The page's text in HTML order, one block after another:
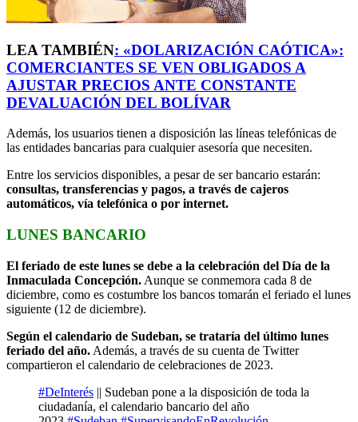
LEA TAMBIÉN: «DOLARIZACIÓN CAÓTICA»:
COMERCIANTES SE VEN OBLIGADOS A
AJUSTAR PRECIOS ANTE CONSTANTE
DEVALUACIÓN DEL BOLÍVAR
Además, los usuarios tienen a disposición las líneas telefónicas de
las entidades bancarias para cualquier asesoría que necesiten.
Entre los servicios disponibles, a pesar de ser bancario estarán:
consultas, transferencias y pagos, a través de cajeros
automáticos, vía telefónica o por internet.
LUNES BANCARIO
El feriado de este lunes se debe a la celebración del Día de la
Inmaculada Concepción. Aunque se conmemora cada 8 de
diciembre, como es costumbre los bancos tomarán el feriado el lunes
siguiente (12 de diciembre).
Según el calendario de Sudeban, se trataría del último lunes
feriado del año. Además, a través de su cuenta de Twitter
compartieron el calendario de celebraciones de 2023.
#DeInterés || Sudeban pone a la disposición de toda la
ciudadanía, el calendario bancario del año